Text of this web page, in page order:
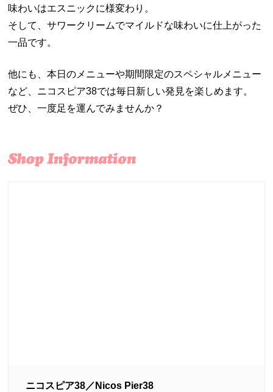
味わいはエスニックに様変わり。
そして、サワークリームでマイルドな味わいに仕上がった
一品です。
他にも、本日のメニューや期間限定のスペシャルメニュー
など、ニコスピア38では毎日新しい発見を楽しめます。
ぜひ、一度足を運んでみませんか？
ニコスピア38／Nicos Pier38